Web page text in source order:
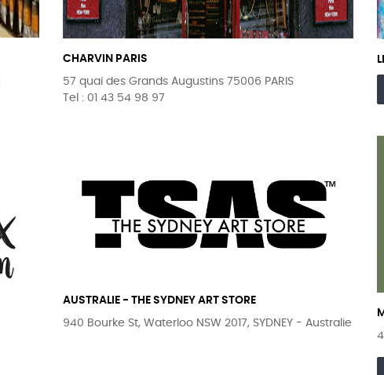
CHARVIN PARIS
57 quai des Grands Augustins 75006 PARIS
Tel : 01 43 54 98 97
AUSTRALIE - THE SYDNEY ART STORE
940 Bourke St, Waterloo NSW 2017, SYDNEY - Australie